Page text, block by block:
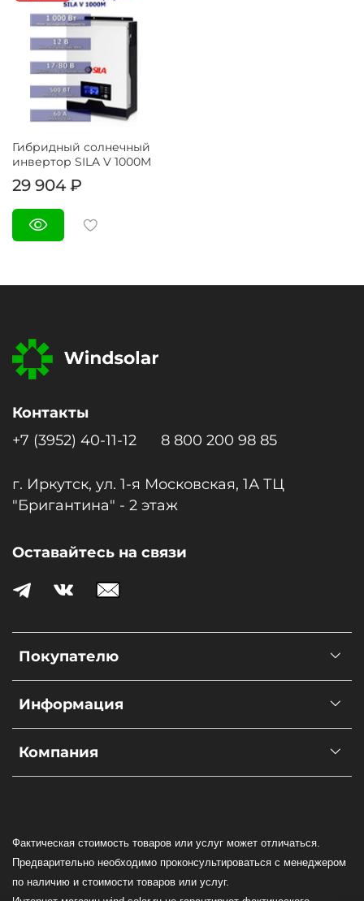
Гибридный солнечный
инвертор SILA V 1000M
29 904 ₽
Покупателю
Информация
Компания
Контакты
+7 (3952) 40-11-12
8 800 200 98 85
г. Иркутск, ул. 1-я Московcкая, 1А ТЦ
"Бригантина" - 2 этаж
Оставайтесь на связи
Фактическая стоимость товаров или услуг может отличаться.
Предварительно необходимо проконсультироваться с менеджером
по наличию и стоимости товаров или услуг.